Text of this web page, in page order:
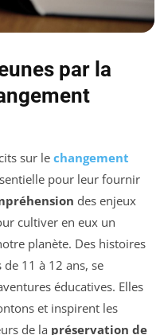
par la
sur le changement
pour leur fournir
des enjeux
cultiver en eux un
planète. Des histoires
11 à 12 ans, se
éducatives. Elles
et inspirent les
de la préservation de